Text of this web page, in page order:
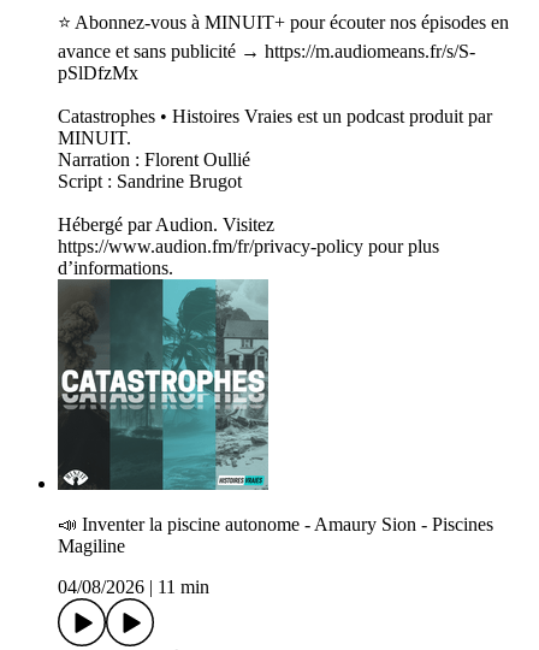
⭐️ Abonnez-vous à MINUIT+ pour écouter nos épisodes en
avance et sans publicité → https://m.audiomeans.fr/s/S-
pSlDfzMx
Catastrophes • Histoires Vraies est un podcast produit par
MINUIT.
Narration : Florent Oullié
Script : Sandrine Brugot
Hébergé par Audion. Visitez
https://www.audion.fm/fr/privacy-policy pour plus
d’informations.
📣 Inventer la piscine autonome - Amaury Sion - Piscines
Magiline
04/08/2026
11 min